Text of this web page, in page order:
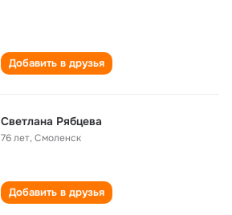
Добавить в друзья
Светлана Рябцева
76 лет,Смоленск
Добавить в друзья